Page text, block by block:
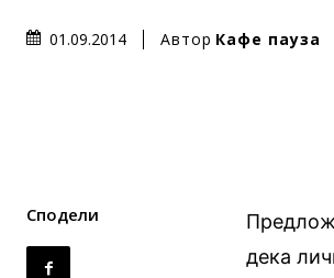
01.09.2014 Автор Кафе пауза
Сподели
дека